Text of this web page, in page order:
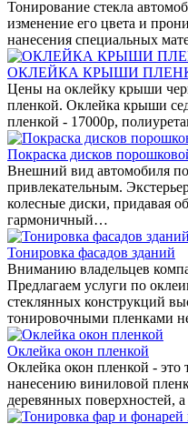
Тонирование стекла
изменение его цвета и
нанесения специальных
ОКЛЕЙКА КРЫШИ
Цены на оклейку крыши
пленкой. Оклейка крыши
пленкой - 17000р,
Покраска дисков
Внешний вид автомобиля
привлекательным.
колесные диски, придавая
гармоничный…
Тонировка фасадов зданий
Вниманию владельцев
Предлагаем услуги по
стеклянных конструкций
тонировочными пленками
Оклейка окон пленкой
Оклейка окон пленкой - это
нанесению виниловой
деревянных поверхностей,